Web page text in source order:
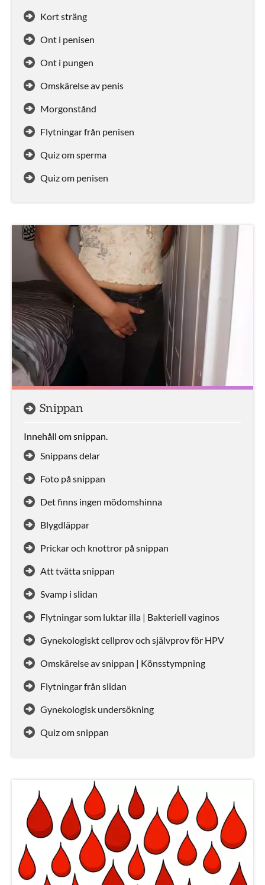
Kort sträng
Ont i penisen
Ont i pungen
Omskärelse av penis
Morgonstånd
Flytningar från penisen
Quiz om sperma
Quiz om penisen
Snippan
Innehåll om snippan.
Snippans delar
Foto på snippan
Det finns ingen mödomshinna
Blygdläppar
Prickar och knottror på snippan
Att tvätta snippan
Svamp i slidan
Flytningar som luktar illa | Bakteriell vaginos
Gynekologiskt cellprov och självprov för HPV
Omskärelse av snippan | Könsstympning
Flytningar från slidan
Gynekologisk undersökning
Quiz om snippan